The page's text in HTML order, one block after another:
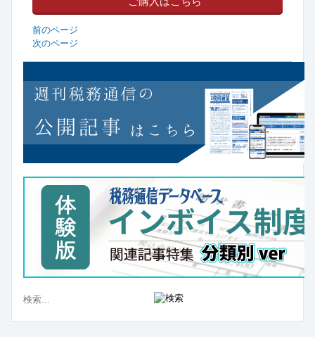
前のページ
次のページ